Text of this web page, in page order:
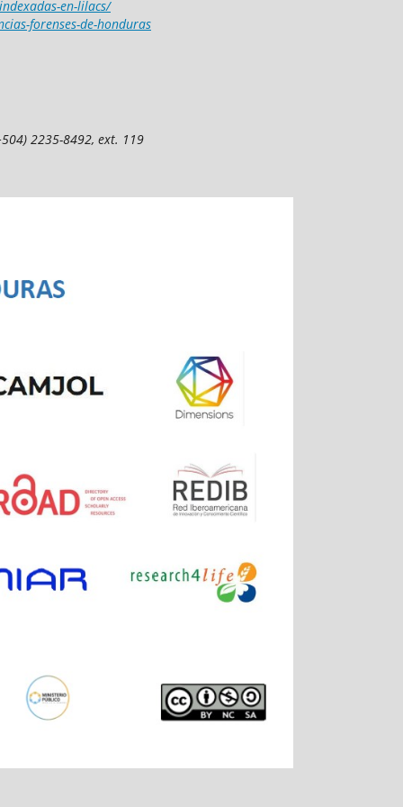
en-lilacs/
forenses-de-honduras
2235-8492, ext. 119